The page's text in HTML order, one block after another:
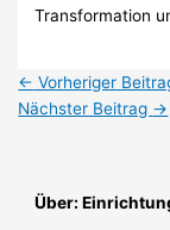
Transformation
← Vorheriger
Nächster Beitrag →
Über: